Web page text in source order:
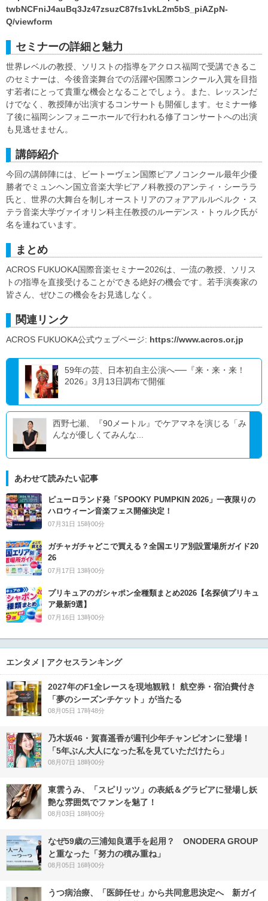
twbNCFniJ4auBq3Jz47zsuzC87fs1vkL2m5bS_piAZpN-
Q/viewform
セミナーの詳細と魅力
世界レベルの教授、ソリストの指導をアクロス福岡で受講できるこ
のセミナーは、今後音楽舞台での活躍や国際コンクール入賞を目指
す若者にとって貴重な機会となることでしょう。また、レッスンだ
けでなく、教授陣が出演するコンサートも開催します。セミナー修
了後に福岡シンフォニーホールで行われる修了コンサートへの出演
も見逃せません。
講師紹介
今回の講師陣には、ビートーヴェン国際ピアノコンクール最年少優
勝者でミュンヘン国立音楽大学ピアノ科教授のアンティ・シーララ
氏と、世界の大舞台を制しオーストリアのフォアアルルベルク・ス
テラ音楽大学ヴァイオリン科主任教授のルーデンス・トゥルク氏が
名を連ねています。
まとめ
ACROS FUKUOKA国際音楽セミナー2026は、一流の教授、ソリス
トの指導を直接受けることができる絶好の機会です。若手演奏家の
皆さん、ぜひこの機会をお見逃しなく。
関連リンク
ACROS FUKUOKA公式ウェブページ: https://www.acros.or.jp
59年の芸、日本初自主公演へ──『来・来・来！
2026』3月13日調布で開催
西野七瀬、『90メートル』でケアマネを演じる「み
んなが優しくてみんな...
あわせて読みたい記事
ピューロランド発「SPOOKY PUMPKIN 2026」一夜限りの
ハロウィーン音楽フェス開催決定！
07月31日 15時00分
ガチャガチャどこで買える？全国エリア別設置場所ガイド20
26
07月17日 13時00分
プリキュアのガシャポン全種類まとめ2026【名探偵プリキュ
ア最新9選】
07月16日 13時00分
エンタメ | アクセスランキング
2027年のF1全レースを現地観戦！ 航空券・宿泊費付き
「夢のシーズンチケット」が当たる
08月05日 17時48分
乃木坂46・賀喜遥香が週刊少年チャンピオンに登場！
「5年ぶん大人になった私を見ていただけたら」
08月07日 18時00分
東雲うみ、「スピリッツ」の表紙＆グラビアに登場し妖
艶な雰囲気でファンを魅了！
08月03日 18時00分
なぜ59歳の三浦知良選手を起用？ ONODERA GROUP
と重なった「努力の積み重ね」
08月05日 16時00分
うつ病治療、「医師任せ」から共同意思決定へ 新ガイ